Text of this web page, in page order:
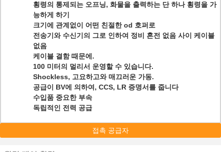
횡령의 통제되는 오프닝, 화물을 출력하는 단 하나 횡령을 가
능하게 하기
크기에 관계없이 어떤 친절한 od 호퍼로
전송기와 수신기의 그로 인하여 정비 혼전 없음 사이 케이블
없음
케이블 결함 때문에.
100 미터의 멀리서 운영할 수 있습니다.
Shockless, 고요하고와 매끄러운 가동.
공급이 BV에 의하여, CCS, LR 증명서를 줍니다
수입품 중요한 부속
독립적인 전력 공급
접촉 공급자